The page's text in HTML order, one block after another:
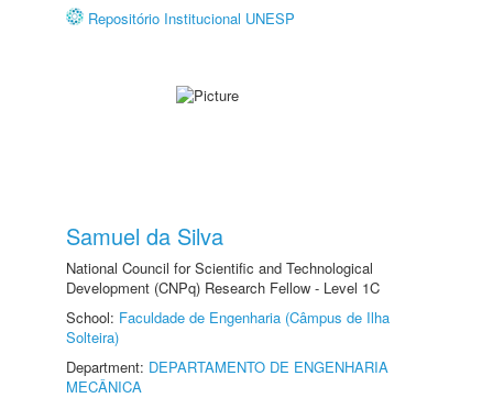
Repositório Institucional UNESP
Samuel da Silva
National Council for Scientific and Technological
Development (CNPq) Research Fellow - Level 1C
School: Faculdade de Engenharia (Câmpus de Ilha
Solteira)
Department: DEPARTAMENTO DE ENGENHARIA
MECÂNICA